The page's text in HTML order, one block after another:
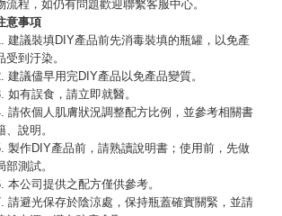
流程，如仍有問題歡迎聯繫客服中心。
意事項
建議裝填DIY產品前先消毒裝填的瓶罐，以免產
受到汙染。
建議儘早用完DIY產品以免產品變質。
如有誤食，請立即就醫。
請依個人肌膚狀況調整配方比例，並參考相關書
、說明。
製作DIY產品前，請熟讀說明書；使用前，先做
部測試。
本公司提供之配方僅供參考。
請避光保存於陰涼處，保持瓶蓋確實關緊，並請